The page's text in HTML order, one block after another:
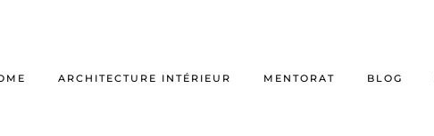
ARCHITECTURE INTÉRIEUR MENTORAT BLOG